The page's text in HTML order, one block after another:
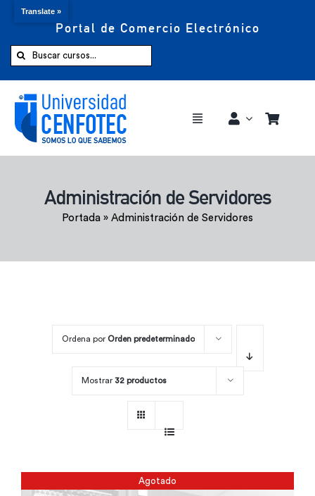
Portal de Comercio Electrónico
Buscar:
Toggle
Comprar ahora
InicioAdministración de Servidores
Portada » Administración de Servidores
Ordena por Orden predeterminado
Mostrar 32 productos
Agotado
Translate »